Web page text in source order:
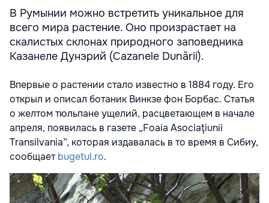
В Румынии можно встретить уникальное для
всего мира растение. Оно произрастает на
скалистых склонах природного заповедника
Казанеле Дунэрий (Cazanele Dunării).
Впервые о растении стало известно в 1884 году. Его
открыл и описал ботаник Винкзе фон Борбас. Статья
о желтом тюльпане ущелий, расцветающем в начале
апреля, появилась в газете „Foaia Asociaţiunii
Transilvania”, которая издавалась в то время в Сибиу,
сообщаетbugetul.ro.